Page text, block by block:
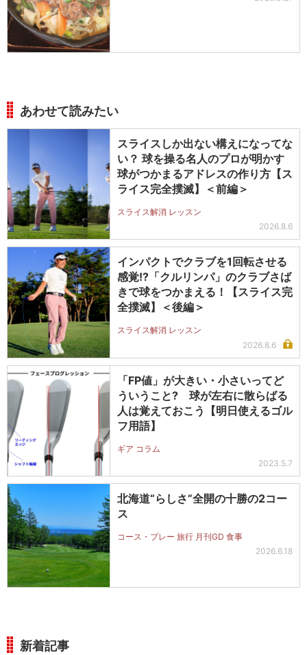
あわせて読みたい
スライスしか出ない構えになってな
い？ 球を操る名人のプロが明かす
球がつかまるアドレスの作り方【ス
ライス完全撲滅】＜前編＞
スライス解消 レッスン
2026.8.6
インパクトでクラブを1回転させる
感覚!?「クルリンパ」のクラブさば
きで球をつかまえる！【スライス完
全撲滅】＜後編＞
スライス解消 レッスン
2026.8.6
「FP値」が大きい・小さいってど
ういうこと? 球が左右に散らばる
人は覚えておこう【明日使えるゴル
フ用語】
ギア コラム
2023.5.7
北海道“らしさ”全開の十勝の2コー
ス
コース・プレー 旅行 月刊GD 食事
2026.6.18
新着記事